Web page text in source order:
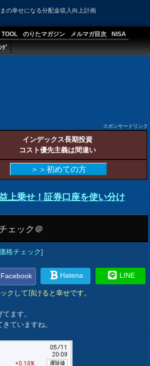
の幸せになる分配金収入向上計画
TOOL のりたマガジン メルマガ目次
NISA
ﾞ
スポンサードリンク
インデックス長期投資
コスト優先主義は間違い
＞＞初めての方
上乗せ！証券口座を使い分け
ェック＠
格チェック]
Facebook Hatena LINE
クして頂けると幸せです。
てます。
きていますね。